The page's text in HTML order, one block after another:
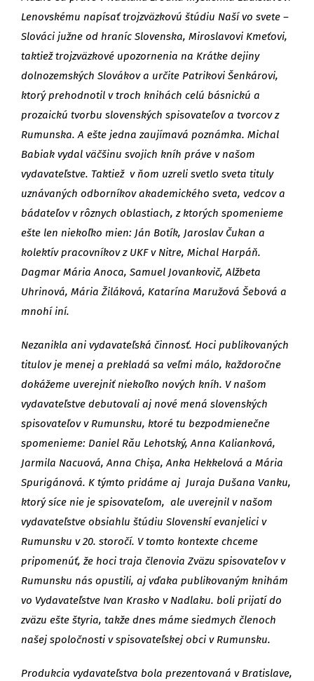
Lenovskému napísať trojzväzkovú štúdiu Naší vo svete –
Slováci južne od hraníc Slovenska, Miroslavovi Kmeťovi,
taktiež trojzväzkové upozornenia na Krátke dejiny
dolnozemských Slovákov a určite Patrikovi Šenkárovi,
ktorý prehodnotil v troch knihách celú básnickú a
prozaickú tvorbu slovenských spisovateľov a tvorcov z
Rumunska. A ešte jedna zaujímavá poznámka. Michal
Babiak vydal väčšinu svojich kníh práve v našom
vydavateľstve. Taktiež v ňom uzreli svetlo sveta tituly
uznávaných odborníkov akademického sveta, vedcov a
bádateľov v rôznych oblastiach, z ktorých spomenieme
ešte len niekoľko mien: Ján Botík, Jaroslav Čukan a
kolektív pracovníkov z UKF v Nitre, Michal Harpáň.
Dagmar Mária Anoca, Samuel Jovankovič, Alžbeta
Uhrinová, Mária Žiláková, Katarína Maružová Šebová a
mnohí iní.
Nezanikla ani vydavateľská činnosť. Hoci publikovaných
titulov je menej a prekladá sa veľmi málo, každoročne
dokážeme uverejniť niekoľko nových kníh. V našom
vydavateľstve debutovali aj nové mená slovenských
spisovateľov v Rumunsku, ktoré tu bezpodmienečne
spomenieme: Daniel Rău Lehotský, Anna Kalianková,
Jarmila Nacuová, Anna Chișa, Anka Hekkelová a Mária
Spurigánová. K týmto pridáme aj Juraja Dušana Vanku,
ktorý síce nie je spisovateľom, ale uverejnil v našom
vydavateľstve obsiahlu štúdiu Slovenskí evanjelici v
Rumunsku v 20. storočí. V tomto kontexte chceme
pripomenúť, že hoci traja členovia Zväzu spisovateľov v
Rumunsku nás opustili, aj vďaka publikovaným knihám
vo Vydavateľstve Ivan Krasko v Nadlaku. boli prijatí do
zväzu ešte štyria, takže dnes máme siedmych členoch
našej spoločnosti v spisovateľskej obci v Rumunsku.
Produkcia vydavateľstva bola prezentovaná v Bratislave,